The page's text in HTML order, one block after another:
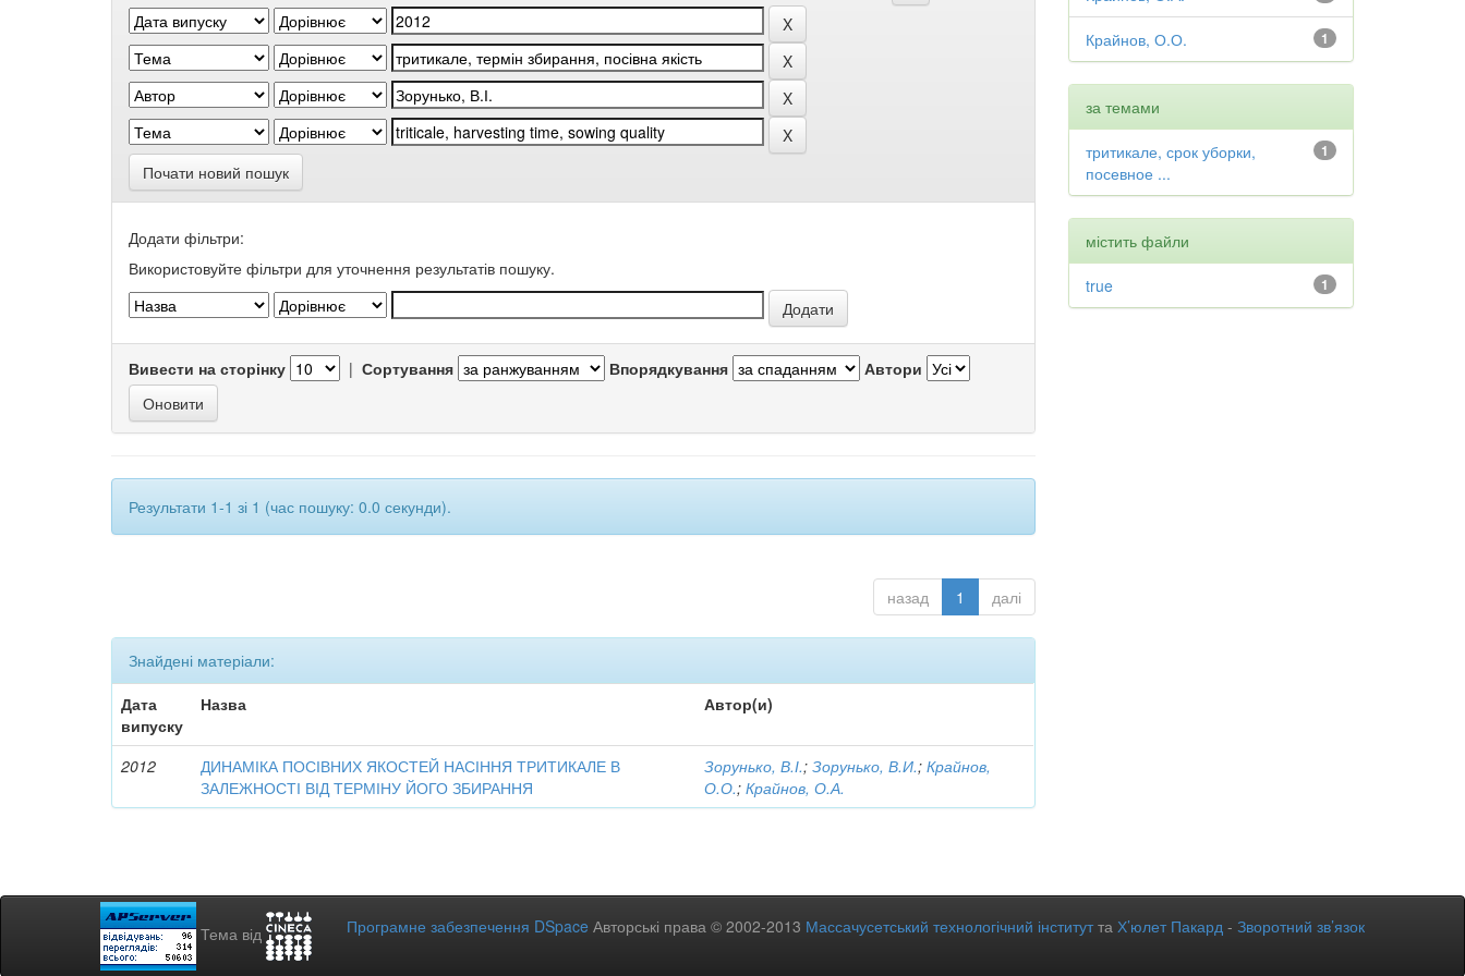
Почати новий пошук
Додати фільтри:
Використовуйте фільтри для уточнення результатів пошуку.
Вивести на сторінку | Сортування Впорядкування Автори
Результати 1-1 зі 1 (час пошуку: 0.0 секунди).
назад 1 далі
Знайдені матеріали:
Дата
випуску
Назва Автор(и)
2012
ДИНАМІКА ПОСІВНИХ ЯКОСТЕЙ НАСІННЯ ТРИТИКАЛЕ В
ЗАЛЕЖНОСТІ ВІД ТЕРМІНУ ЙОГО ЗБИРАННЯ
Зорунько, В.І.;Зорунько, В.И.;Крайнов,
О.О.;Крайнов, О.А.
1
Крайнов, О.О.
за темами
1
тритикале, срок уборки,
посевное ...
містить файли
1
true
Тема від Програмне забезпечення DSpace Авторські права © 2002-2013 Массачусетський технологічний інститутта Х’юлет Пакард - Зворотний зв’язок